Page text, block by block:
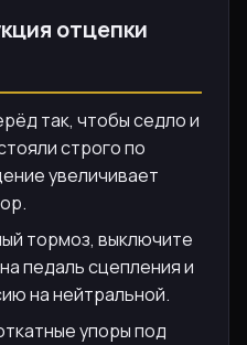
отцепки
так, чтобы седло и
строго по
увеличивает
тормоз, выключите
педаль сцепления и
на нейтральной.
упоры под